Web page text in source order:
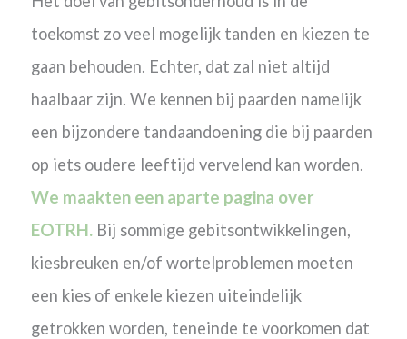
toekomst zo veel mogelijk tanden en kiezen te
gaan behouden. Echter, dat zal niet altijd
haalbaar zijn. We kennen bij paarden namelijk
een bijzondere tandaandoening die bij paarden
op iets oudere leeftijd vervelend kan worden.
We maakten een aparte pagina over
EOTRH. Bij sommige gebitsontwikkelingen,
kiesbreuken en/of wortelproblemen moeten
een kies of enkele kiezen uiteindelijk
getrokken worden, teneinde te voorkomen dat